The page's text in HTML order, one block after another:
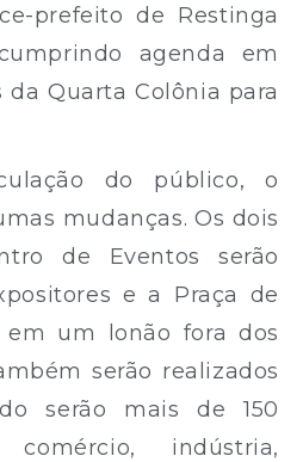
prefeito de Restinga
agenda em
Quarta Colônia para
do público, o
mudanças. Os dois
de Eventos serão
e a Praça de
em um lonão fora dos
serão realizados
serão mais de 150
indústria,